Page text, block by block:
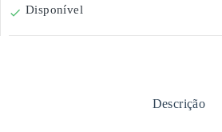
 Disponível
Descrição